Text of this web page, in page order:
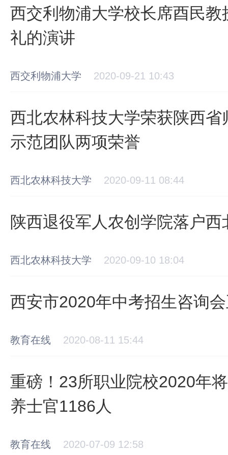
西交利物浦大学校长席酉民
礼的演讲
西交利物浦大学 2020-09-21 10:43
西北农林科技大学荣获陕西
示范团队两项荣誉
西北农林科技大学 2020-09-11 08:44
陕西退役军人农创学院落户
西北农林科技大学 2020-09-10 18:04
西安市2020年中考招生咨询
教育在线 2020-08-11 15:44
重磅！23所职业院校2020年
养士官1186人
教育在线 2020-07-09 12:58